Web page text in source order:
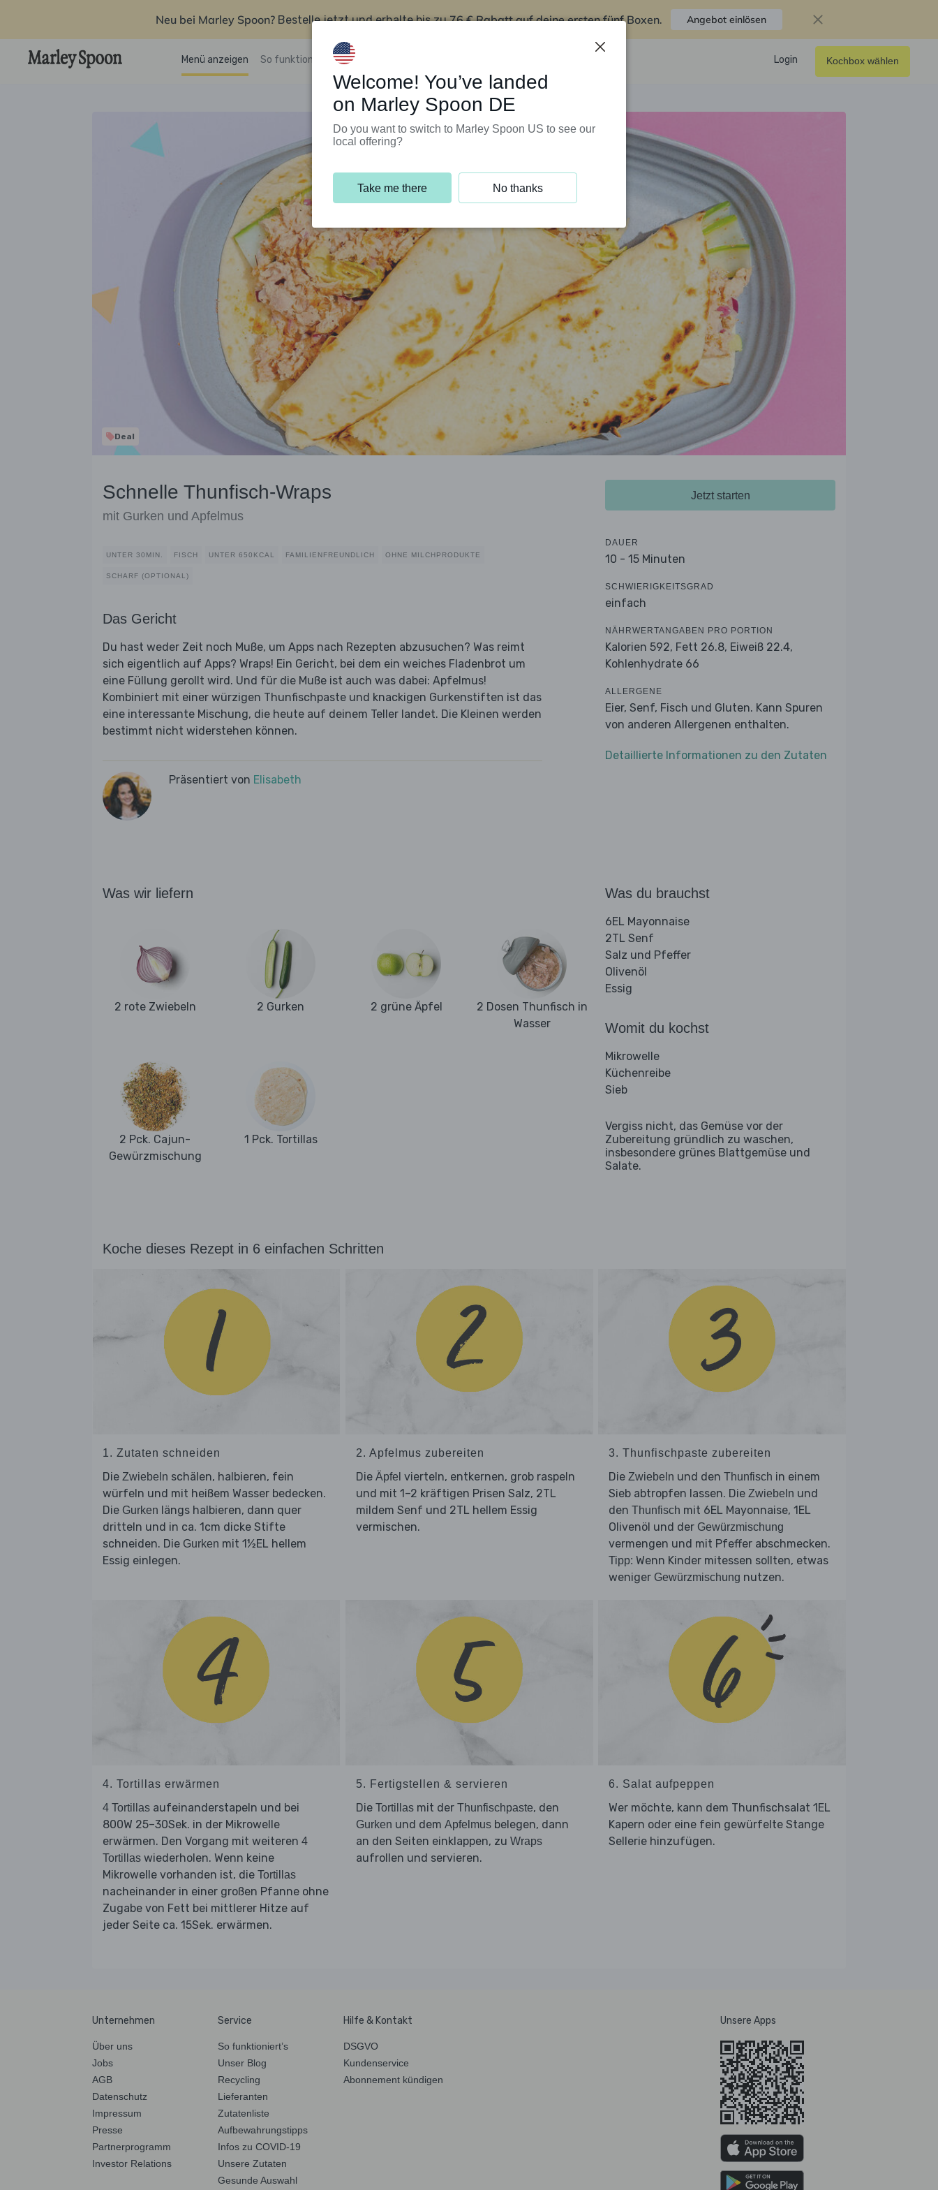
Neu bei Marley Spoon? Bestelle jetzt und erhalte bis zu76 € Rabatt auf deine ersten fünf Boxen. Angebot einlösen
Menü anzeigen So funktioniert’s Kundenservice Login Kochbox wählen
Deal
Schnelle Thunfisch-Wraps
mit Gurken und Apfelmus
UNTER 30MIN. FISCH UNTER 650KCAL FAMILIENFREUNDLICH OHNE MILCHPRODUKTE
SCHARF (OPTIONAL)
Das Gericht
Du hast weder Zeit noch Muße, um Apps nach Rezepten abzusuchen? Was reimt
sich eigentlich auf Apps? Wraps! Ein Gericht, bei dem ein weiches Fladenbrot um
eine Füllung gerollt wird. Und für die Muße ist auch was dabei: Apfelmus!
Kombiniert mit einer würzigen Thunfischpaste und knackigen Gurkenstiften ist das
eine interessante Mischung, die heute auf deinem Teller landet. Die Kleinen werden
bestimmt nicht widerstehen können.
Präsentiert von Elisabeth
Jetzt starten
DAUER
10 - 15 Minuten
SCHWIERIGKEITSGRAD
einfach
NÄHRWERTANGABEN PRO PORTION
Kalorien 592, Fett 26.8, Eiweiß 22.4,
Kohlenhydrate 66
ALLERGENE
Eier, Senf, Fisch und Gluten. Kann Spuren
von anderen Allergenen enthalten.
Detaillierte Informationen zu den Zutaten
Was wir liefern
2 rote Zwiebeln 2 Gurken 2 grüne Äpfel
2 Dosen Thunfisch in
Wasser
2 Pck. Cajun-
Gewürzmischung
1 Pck. Tortillas
Was du brauchst
6EL Mayonnaise
2TL Senf
Salz und Pfeffer
Olivenöl
Essig
Womit du kochst
Mikrowelle
Küchenreibe
Sieb
Vergiss nicht, das Gemüse vor der
Zubereitung gründlich zu waschen,
insbesondere grünes Blattgemüse und
Salate.
Koche dieses Rezept in 6 einfachen Schritten
1. Zutaten schneiden
Die Zwiebeln schälen, halbieren, fein
würfeln und mit heißem Wasser bedecken.
Die Gurken längs halbieren, dann quer
dritteln und in ca. 1cm dicke Stifte
schneiden. Die Gurken mit 1½EL hellem
Essig einlegen.
2. Apfelmus zubereiten
Die Äpfel vierteln, entkernen, grob raspeln
und mit 1–2 kräftigen Prisen Salz, 2TL
mildem Senf und 2TL hellem Essig
vermischen.
3. Thunfischpaste zubereiten
Die Zwiebeln und den Thunfisch in einem
Sieb abtropfen lassen. Die Zwiebeln und
den Thunfisch mit 6EL Mayonnaise, 1EL
Olivenöl und der Gewürzmischung
vermengen und mit Pfeffer abschmecken.
Tipp: Wenn Kinder mitessen sollten, etwas
weniger Gewürzmischung nutzen.
4. Tortillas erwärmen
4 Tortillas aufeinanderstapeln und bei
800W 25–30Sek. in der Mikrowelle
erwärmen. Den Vorgang mit weiteren 4
Tortillas wiederholen. Wenn keine
Mikrowelle vorhanden ist, die Tortillas
nacheinander in einer großen Pfanne ohne
Zugabe von Fett bei mittlerer Hitze auf
jeder Seite ca. 15Sek. erwärmen.
5. Fertigstellen & servieren
Die Tortillasmit der Thunfischpaste, den
Gurken und dem Apfelmusbelegen, dann
an den Seiten einklappen, zu Wraps
aufrollen und servieren.
6. Salat aufpeppen
Wer möchte, kann dem Thunfischsalat 1EL
Kapern oder eine fein gewürfelte Stange
Sellerie hinzufügen.
Unternehmen
Über uns
Jobs
AGB
Datenschutz
Impressum
Presse
Partnerprogramm
Investor Relations
Service
So funktioniert’s
Unser Blog
Recycling
Lieferanten
Zutatenliste
Aufbewahrungstipps
Infos zu COVID-19
Unsere Zutaten
Gesunde Auswahl
Hilfe & Kontakt
DSGVO
Kundenservice
Abonnement kündigen
Unsere Apps
Welcome! You’ve landed
on Marley Spoon DE
Do you want to switch to Marley Spoon US to see our
local offering?
Take me there No thanks